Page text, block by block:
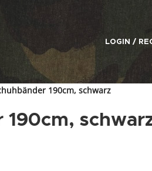
LOGIN /
190cm, schwarz
190cm,